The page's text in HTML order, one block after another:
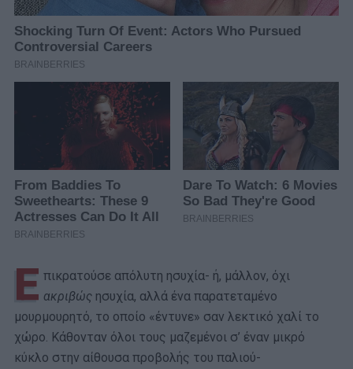
Ε πικρατούσε απόλυτη ησυχία- ή, μάλλον, όχι
ακριβώς ησυχία, αλλά ένα παρατεταμένο
μουρμουρητό, το οποίο «έντυνε» σαν λεκτικό χαλί το
χώρο. Κάθονταν όλοι τους μαζεμένοι σ’ έναν μικρό
κύκλο στην αίθουσα προβολής του παλιού-